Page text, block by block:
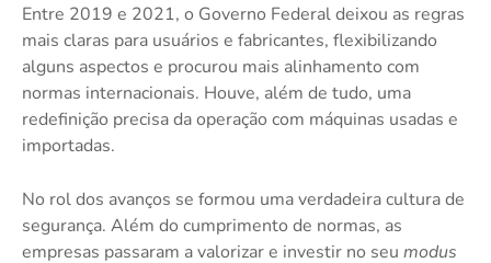
Entre 2019 e 2021, o Governo Federal deixou as regras
mais claras para usuários e fabricantes, flexibilizando
alguns aspectos e procurou mais alinhamento com
normas internacionais. Houve, além de tudo, uma
redefinição precisa da operação com máquinas usadas e
importadas.
No rol dos avanços se formou uma verdadeira cultura de
segurança. Além do cumprimento de normas, as
empresas passaram a valorizar e investir no seu modus